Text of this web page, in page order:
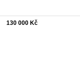
130 000 Kč